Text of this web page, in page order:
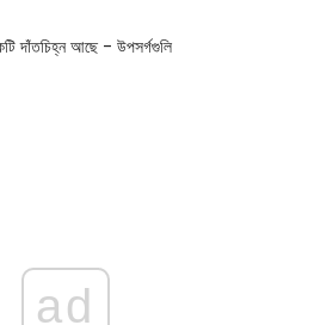
দাঁতচিহ্ন আছে - উপসর্গগুলি
ad